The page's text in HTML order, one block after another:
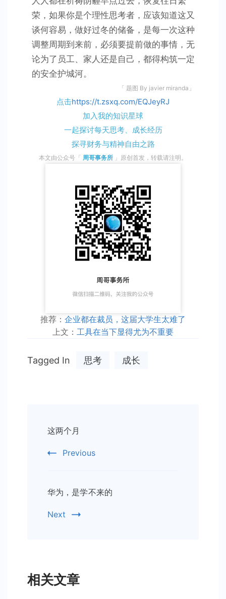
荣，如果你是个理性思考者，应该知道这又
谈何容易，做好过冬的储备，是每一次这种
调整周期到来前，必须要提前做的事情，无
论为了员工、家人还是自己，都得构筑一定
的安全护城河。
「 题图 By javier miranda」
点击https://t.zsxq.com/EQJeyRJ
加入我的知识星球
一起探讨每天思考、成长经历
探寻财务与精神自由之路
本文由公众号「 周哥事务所 」 原创首发，转载请注明。
推荐： 企业都在裁员，这届大学生太难了
上文： 工具在当下显得尤为不重要
Tagged In 思考 成长
Navigation
这两个月
Previous
华为，是学不来的
Next
相关文章